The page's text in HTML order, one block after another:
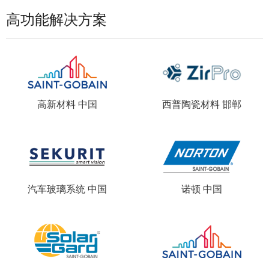
高功能解决方案
高新材料 中国 西普陶瓷材料 邯郸
汽车玻璃系统 中国 诺顿 中国